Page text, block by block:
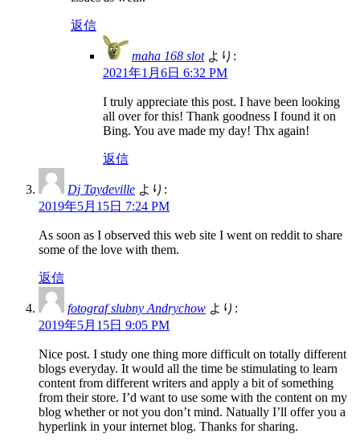
返信
maha 168 slot より:
2021年1月6日 6:32 PM
I truly appreciate this post. I have been looking
all over for this! Thank goodness I found it on
Bing. You ave made my day! Thx again!
返信
Dj Taydeville より:
2019年5月15日 7:24 PM
As soon as I observed this web site I went on reddit to share
some of the love with them.
返信
fotograf slubny Andrychow より:
2019年5月15日 9:05 PM
Nice post. I study one thing more difficult on totally different
blogs everyday. It would all the time be stimulating to learn
content from different writers and apply a bit of something
from their store. I’d want to use some with the content on my
blog whether or not you don’t mind. Natually I’ll offer you a
hyperlink in your internet blog. Thanks for sharing.